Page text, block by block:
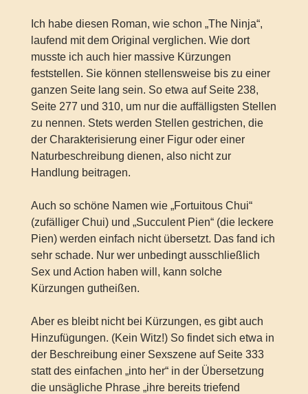
Ich habe diesen Roman, wie schon „The Ninja“,
laufend mit dem Original verglichen. Wie dort
musste ich auch hier massive Kürzungen
feststellen. Sie können stellensweise bis zu einer
ganzen Seite lang sein. So etwa auf Seite 238,
Seite 277 und 310, um nur die auffälligsten Stellen
zu nennen. Stets werden Stellen gestrichen, die
der Charakterisierung einer Figur oder einer
Naturbeschreibung dienen, also nicht zur
Handlung beitragen.
Auch so schöne Namen wie „Fortuitous Chui“
(zufälliger Chui) und „Succulent Pien“ (die leckere
Pien) werden einfach nicht übersetzt. Das fand ich
sehr schade. Nur wer unbedingt ausschließlich
Sex und Action haben will, kann solche
Kürzungen gutheißen.
Aber es bleibt nicht bei Kürzungen, es gibt auch
Hinzufügungen. (Kein Witz!) So findet sich etwa in
der Beschreibung einer Sexszene auf Seite 333
statt des einfachen „into her“ in der Übersetzung
die unsägliche Phrase „ihre bereits triefend